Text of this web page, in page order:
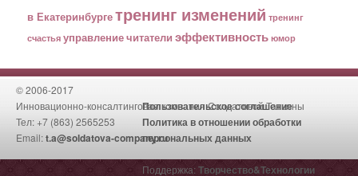
в Екатеринбургетренинг изменений тренинг
счастья управлениечитатели эффективность юмор
© 2006-2017
Инновационно-консалтинговая компания Солдатовой Татьяны
Тел: +7 (863) 2565253
Email:t.a@soldatova-company.ru
Пользовательское соглашение
Политика в отношении обработки
персональных данных
Поддержка:Творчество&Технологии